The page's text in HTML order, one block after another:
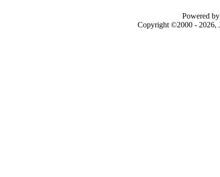
Powered
Copyright ©2000 - 2026,